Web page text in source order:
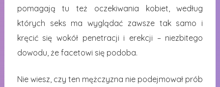
pomagają tu też oczekiwania kobiet, według
których seks ma wyglądać zawsze tak samo i
kręcić się wokół penetracji i erekcji – niezbitego
dowodu, że facetowi się podoba.
Nie wiesz, czy ten mężczyzna nie podejmował prób